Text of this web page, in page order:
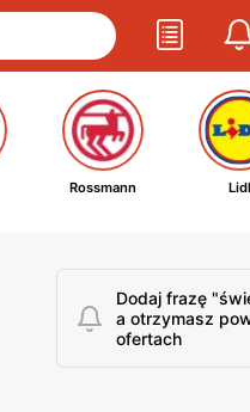
Rossmann Lidl
Dodaj frazę
a otrzymasz
ofertach